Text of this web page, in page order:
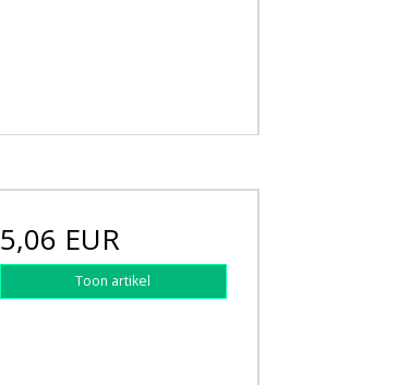
5,06 EUR
Toon artikel